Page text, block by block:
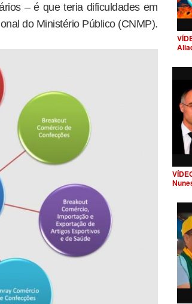
– é que teria dificuldades em
do Ministério Público (CNMP).